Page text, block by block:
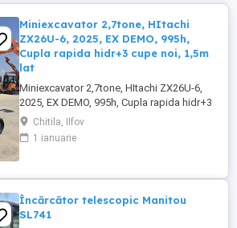
Miniexcavator 2,7tone, HItachi
ZX26U-6, 2025, EX DEMO, 995h,
Cupla rapida hidr+3 cupe noi, 1,5m
lat
Miniexcavator 2,7tone, HItachi ZX26U-6,
2025, EX DEMO, 995h, Cupla rapida hidr+3
cupe noi, 1,5m lat
Chitila, Ilfov
1 ianuarie
Încărcător telescopic Manitou
SL741